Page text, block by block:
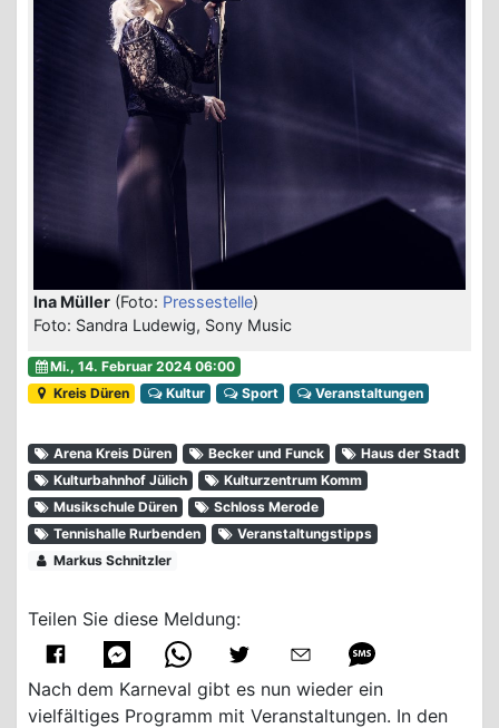
Ina Müller (Foto: Pressestelle)
Foto: Sandra Ludewig, Sony Music
Mi., 14. Februar 2024 06:00
Kreis Düren
Kultur Sport Veranstaltungen
Arena Kreis Düren Becker und Funck
Haus der Stadt
Kulturbahnhof Jülich
Kulturzentrum Komm
Musikschule Düren
Schloss Merode
Tennishalle Rurbenden
Veranstaltungstipps
Markus Schnitzler
Teilen Sie diese Meldung:
Nach dem Karneval gibt es nun wieder ein
vielfältiges Programm mit Veranstaltungen. In den